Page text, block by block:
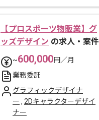
【プロスポーツ物販業】グ
ッズデザイン の求人・案件
~600,000円／月
業務委託
グラフィックデザイナ
ー , 2Dキャラクターデザイ
ナー